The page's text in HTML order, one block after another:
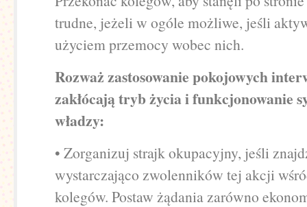
trudne, jeżeli w ogóle możliwe, jeśli
użyciem przemocy wobec nich.
Rozważ zastosowanie pokojowych
zakłócają tryb życia i funkcjonowanie
władzy:
• Zorganizuj strajk okupacyjny, jeśli
wystarczająco zwolenników tej akcji
kolegów. Postaw żądania zarówno